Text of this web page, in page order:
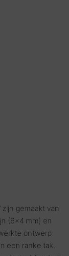
zijn gemaakt van
(6×4 mm) en
ontwerp
een ranke tak.